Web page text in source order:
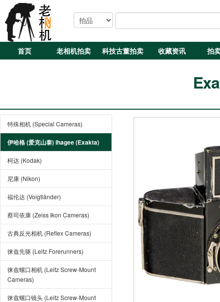
首页 老相机拍卖 科技古董拍卖 收藏资讯 拍
特殊相机 (Special Cameras)
伊哈格 (爱克山泰) Ihagee (Exakta)
柯达 (Kodak)
尼康 (Nikon)
福伦达 (Voigtländer)
蔡司依康 (Zeiss Ikon Cameras)
古典反光相机 (Reflex Cameras)
徕兹先驱 (Leitz Forerunners)
徕兹螺口相机 (Leitz Screw-Mount
Cameras)
徕兹螺口镜头 (Leitz Screw-Mount